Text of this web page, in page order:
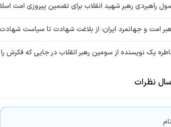
راهبردی رهبر شهید انقلاب برای تضمین پیروزی امت
امت و جهانمرد ایران: از بلاغت شهادت تا سیاست شهادت
یک نویسنده از سومین رهبر انقلاب در جایی که فکرش
نظرات